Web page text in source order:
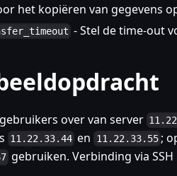
het kopiëren van gegevens
- Stel de time-out
over van server
11.22.33.44 en 11.22.33.55 ;
gebruiken. Verbinding via